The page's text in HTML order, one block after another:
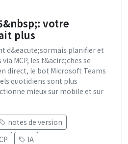
votre
plus
d&eacute;sormais planifier et
MCP, les t&acirc;ches se
direct, le bot Microsoft Teams
quotidiens sont plus
mieux sur mobile et sur
notes de version
IA